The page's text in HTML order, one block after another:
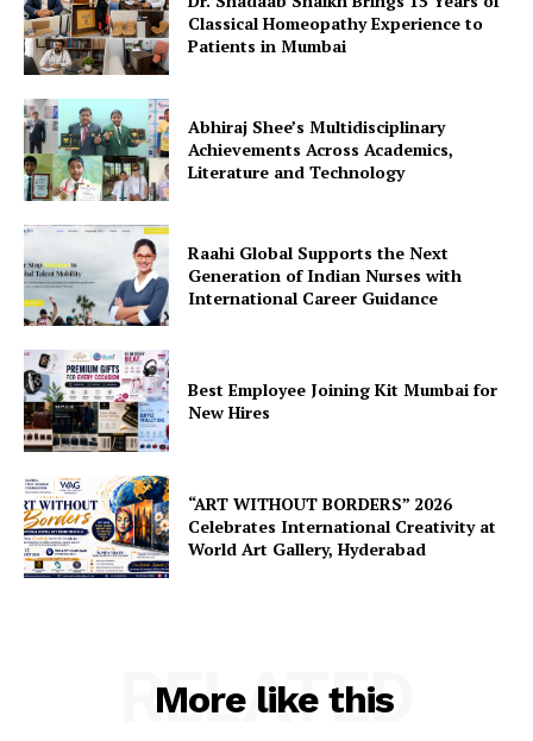
Classical Homeopathy Experience to
Patients in Mumbai
Abhiraj Shee’s Multidisciplinary
Achievements Across Academics,
Literature and Technology
Raahi Global Supports the Next
Generation of Indian Nurses with
International Career Guidance
Best Employee Joining Kit Mumbai for
New Hires
“ART WITHOUT BORDERS” 2026
Celebrates International Creativity at
World Art Gallery, Hyderabad
More like this
RELATED